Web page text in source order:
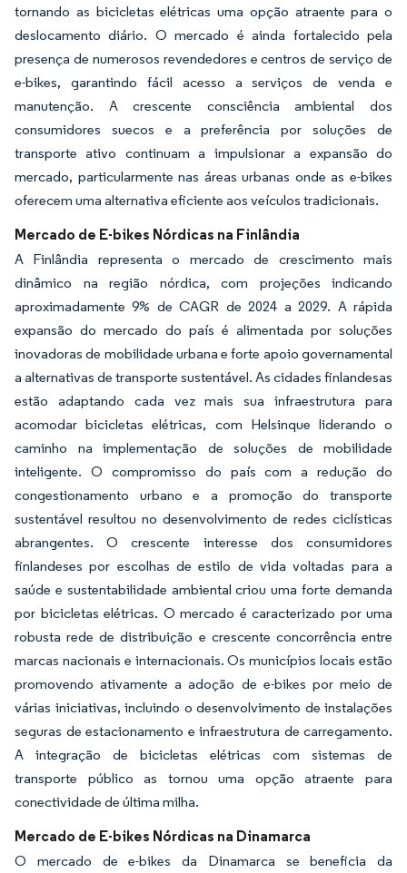
tornando as bicicletas elétricas uma opção atraente para o
deslocamento diário. O mercado é ainda fortalecido pela
presença de numerosos revendedores e centros de serviço de
e-bikes, garantindo fácil acesso a serviços de venda e
manutenção. A crescente consciência ambiental dos
consumidores suecos e a preferência por soluções de
transporte ativo continuam a impulsionar a expansão do
mercado, particularmente nas áreas urbanas onde as e-bikes
oferecem uma alternativa eficiente aos veículos tradicionais.
Mercado de E-bikes Nórdicas na Finlândia
A Finlândia representa o mercado de crescimento mais
dinâmico na região nórdica, com projeções indicando
aproximadamente 9% de CAGR de 2024 a 2029. A rápida
expansão do mercado do país é alimentada por soluções
inovadoras de mobilidade urbana e forte apoio governamental
a alternativas de transporte sustentável. As cidades finlandesas
estão adaptando cada vez mais sua infraestrutura para
acomodar bicicletas elétricas, com Helsinque liderando o
caminho na implementação de soluções de mobilidade
inteligente. O compromisso do país com a redução do
congestionamento urbano e a promoção do transporte
sustentável resultou no desenvolvimento de redes ciclísticas
abrangentes. O crescente interesse dos consumidores
finlandeses por escolhas de estilo de vida voltadas para a
saúde e sustentabilidade ambiental criou uma forte demanda
por bicicletas elétricas. O mercado é caracterizado por uma
robusta rede de distribuição e crescente concorrência entre
marcas nacionais e internacionais. Os municípios locais estão
promovendo ativamente a adoção de e-bikes por meio de
várias iniciativas, incluindo o desenvolvimento de instalações
seguras de estacionamento e infraestrutura de carregamento.
A integração de bicicletas elétricas com sistemas de
transporte público as tornou uma opção atraente para
conectividade de última milha.
Mercado de E-bikes Nórdicas na Dinamarca
O mercado de e-bikes da Dinamarca se beneficia da